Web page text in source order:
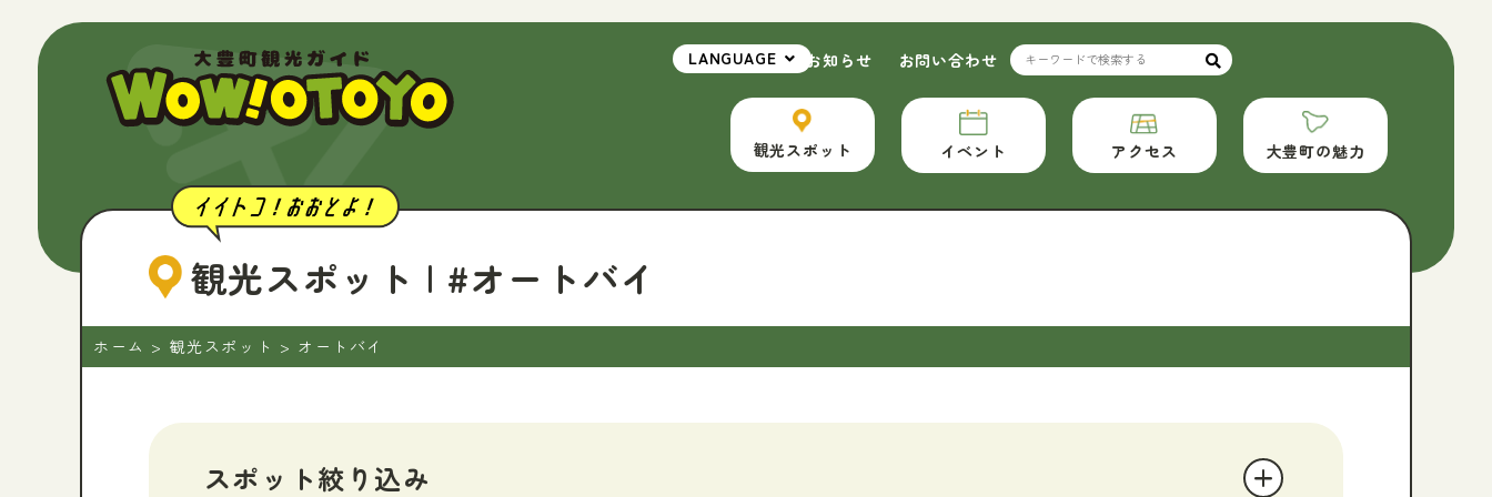
ホーム お知らせ お問い合わせ
LANGUAGE
観光スポット イベント アクセス 大豊町の魅力
観光スポット | #オートバイ
ホーム > 観光スポット > オートバイ
スポット絞り込み